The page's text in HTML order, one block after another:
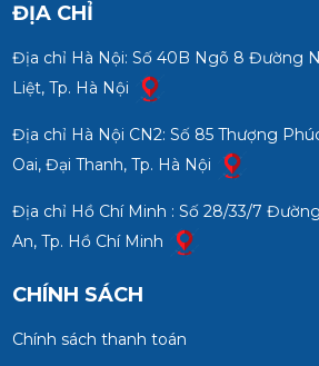
ĐỊA CHỈ
Địa chỉ Hà Nội: Số 40B Ngõ 8 Đường
Liệt, Tp. Hà Nội
Địa chỉ Hà Nội CN2: Số 85 Thượng
Oai, Đại Thanh, Tp. Hà Nội
Địa chỉ Hồ Chí Minh : Số 28/33/7
An, Tp. Hồ Chí Minh
CHÍNH SÁCH
Chính sách thanh toán